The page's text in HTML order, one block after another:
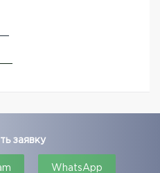
заявку
WhatsApp